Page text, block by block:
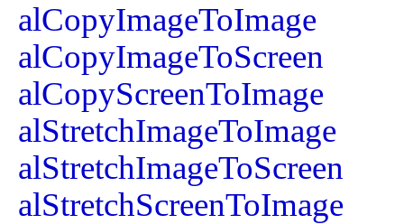
alCopyImageToImage
alCopyImageToScreen
alCopyScreenToImage
alStretchImageToImage
alStretchImageToScreen
alStretchScreenToImage